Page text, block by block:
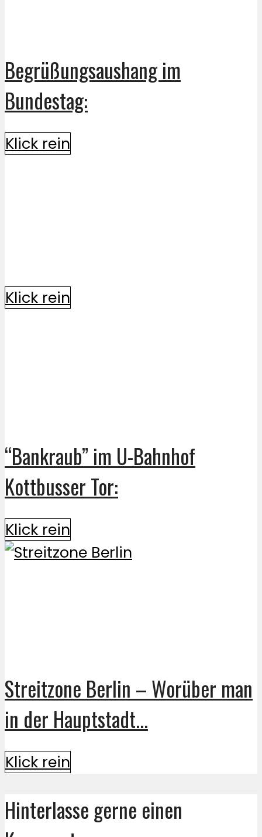
Begrüßungsaushang im
Bundestag:
Klick rein
Klick rein
“Bankraub” im U-Bahnhof
Kottbusser Tor:
Klick rein
Streitzone Berlin – Worüber man
in der Hauptstadt...
Klick rein
Hinterlasse gerne einen